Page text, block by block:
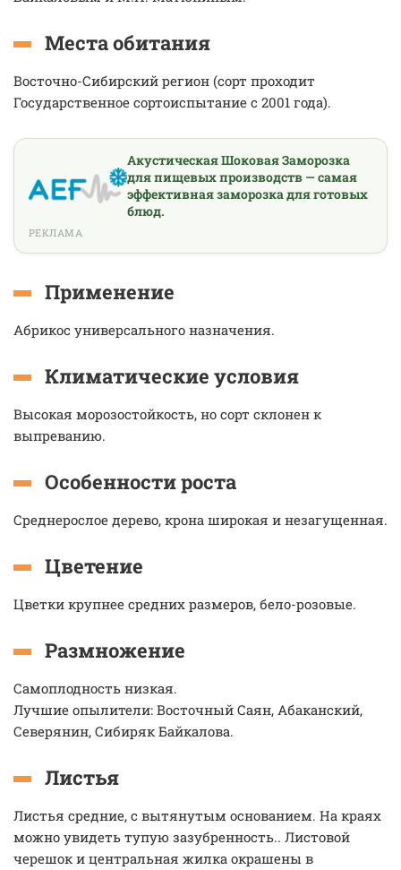
Места обитания
Восточно-Сибирский регион (сорт проходит
Государственное сортоиспытание с 2001 года).
Акустическая Шоковая Заморозка
для пищевых производств — самая
эффективная заморозка для готовых
блюд.
РЕКЛАМА
Применение
Абрикос универсального назначения.
Климатические условия
Высокая морозостойкость, но сорт склонен к
выпреванию.
Особенности роста
Среднерослое дерево, крона широкая и незагущенная.
Цветение
Цветки крупнее средних размеров, бело-розовые.
Размножение
Самоплодность низкая.
Лучшие опылители: Восточный Саян, Абаканский,
Северянин, Сибиряк Байкалова.
Листья
Листья средние, с вытянутым основанием. На краях
можно увидеть тупую зазубренность.. Листовой
черешок и центральная жилка окрашены в